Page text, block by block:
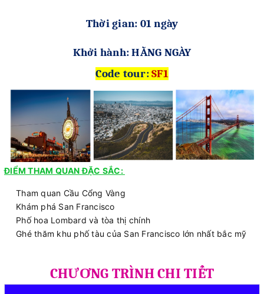
Thời gian: 01 ngày
Khởi hành: HẰNG NGÀY
Code tour:SF1
ĐIỂM THAM QUAN ĐẶC SẮC:
Tham quan Cầu Cổng Vàng
Khám phá San Francisco
Phố hoa Lombard và tòa thị chính
Ghé thăm khu phố tàu của San Francisco lớn nhất bắc mỹ
CHƯƠNG TRÌNH CHI TIẾT